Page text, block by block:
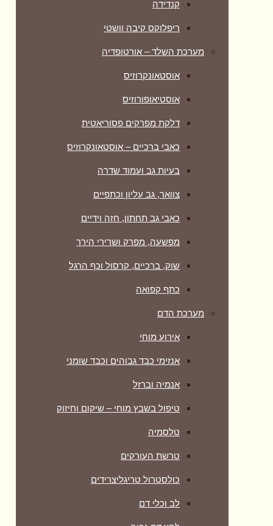
קנדידה
ריפלוקס קיבה וושטי
מערכת השלד – אורטופדיה
אוסטאונקרוזיס
אוסטיאופורוזיס
דלקת מפרקים פסוריאטית
כאבי ברכיים – אוסטאונקרוזיס
בעיות גב ועמוד שדרה
צוואר, גב עליון וכתפיים
כאבי גב תחתון, חזה וידיים
מפשעה, מפרק ושרירי הירך
שוק, ברכיים, קרסול וכף הרגל
כתף קפואה
מערכת הדם
אירוע מוחי
אנזימי כבד גבוהים וכבד שומני
אנמיה וברזל
טיפול בשבץ מוחי – שיקום וחיזוק
טלסמיה
טרשת העורקים
כולסטרול טריגליצרידים
לב וכלי דם